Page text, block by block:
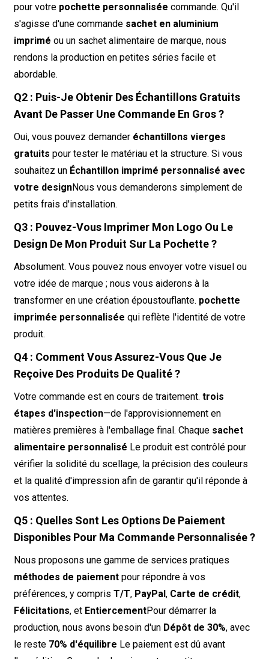
pour votre pochette personnalisée commande. Qu'il
s'agisse d'une commande sachet en aluminium
imprimé ou un sachet alimentaire de marque, nous
rendons la production en petites séries facile et
abordable.
Q2 : Puis-Je Obtenir Des Échantillons Gratuits
Avant De Passer Une Commande En Gros ?
Oui, vous pouvez demander échantillons vierges
gratuits pour tester le matériau et la structure. Si vous
souhaitez un Échantillon imprimé personnalisé avec
votre designNous vous demanderons simplement de
petits frais d'installation.
Q3 : Pouvez-Vous Imprimer Mon Logo Ou Le
Design De Mon Produit Sur La Pochette ?
Absolument. Vous pouvez nous envoyer votre visuel ou
votre idée de marque ; nous vous aiderons à la
transformer en une création époustouflante. pochette
imprimée personnalisée qui reflète l'identité de votre
produit.
Q4 : Comment Vous Assurez-Vous Que Je
Reçoive Des Produits De Qualité ?
Votre commande est en cours de traitement. trois
étapes d'inspection—de l'approvisionnement en
matières premières à l'emballage final. Chaque sachet
alimentaire personnalisé Le produit est contrôlé pour
vérifier la solidité du scellage, la précision des couleurs
et la qualité d'impression afin de garantir qu'il réponde à
vos attentes.
Q5 : Quelles Sont Les Options De Paiement
Disponibles Pour Ma Commande Personnalisée ?
Nous proposons une gamme de services pratiques
méthodes de paiementpour répondre à vos
préférences, y compris T/T, PayPal, Carte de crédit,
Félicitations, et EntiercementPour démarrer la
production, nous avons besoin d'un Dépôt de 30%, avec
le reste 70% d'équilibre Le paiement est dû avant